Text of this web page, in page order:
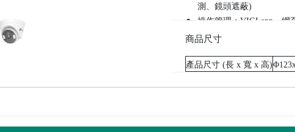
測、鏡頭遮蔽)
操作管理：VIGI app、網
材質：塑膠
商品尺寸
產品尺寸 (長 x 寬 x 高)